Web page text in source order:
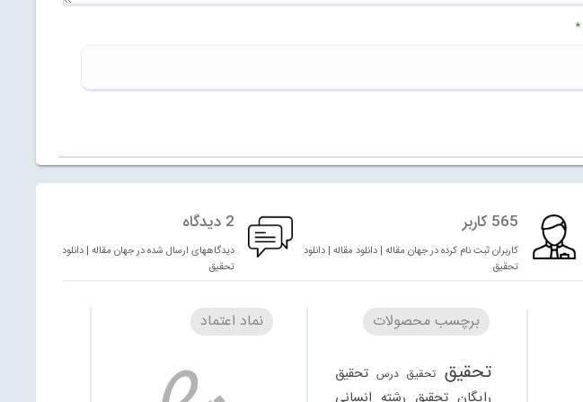
*
565 کاربر
کاربران ثبت نام کرده در جهان مقاله | دانلود مقاله | دانلود
تحقیق
2 دیدگاه
دیدگاههای ارسال شده در جهان مقاله | دانلود مقاله | دانلود
تحقیق
برچسب محصولات
تحقیق تحقیق درس تحقیق
نماد اعتماد